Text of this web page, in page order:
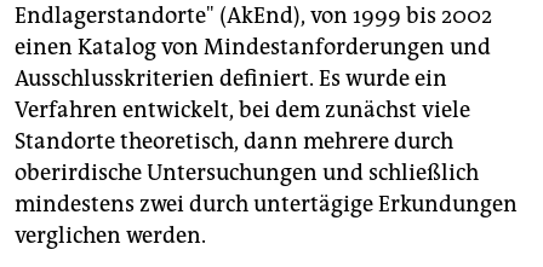
Endlagerstandorte" (AkEnd), von 1999 bis 2002
einen Katalog von Mindestanforderungen und
Ausschlusskriterien definiert. Es wurde ein
Verfahren entwickelt, bei dem zunächst viele
Standorte theoretisch, dann mehrere durch
oberirdische Untersuchungen und schließlich
mindestens zwei durch untertägige Erkundungen
verglichen werden.